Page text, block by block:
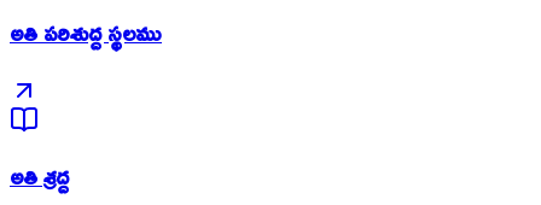
అతి పరిశుద్ద స్థలము
అతి శ్రద్ద